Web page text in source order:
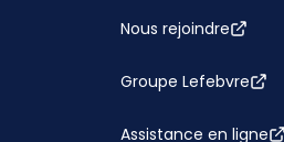
Nous rejoindre
Groupe Lefebvre
Assistance en ligne